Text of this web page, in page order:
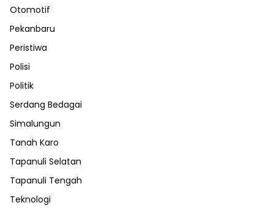
Otomotif
Pekanbaru
Peristiwa
Polisi
Politik
Serdang Bedagai
Simalungun
Tanah Karo
Tapanuli Selatan
Tapanuli Tengah
Teknologi